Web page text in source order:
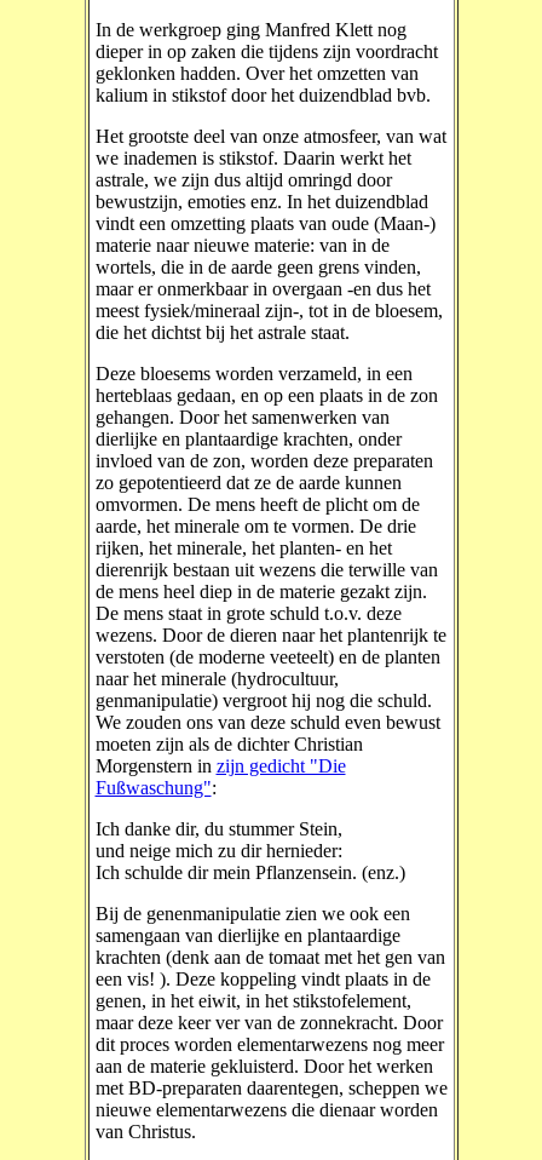
In de werkgroep ging Manfred Klett nog
dieper in op zaken die tijdens zijn voordracht
geklonken hadden. Over het omzetten van
kalium in stikstof door het duizendblad bvb.
Het grootste deel van onze atmosfeer, van wat
we inademen is stikstof. Daarin werkt het
astrale, we zijn dus altijd omringd door
bewustzijn, emoties enz. In het duizendblad
vindt een omzetting plaats van oude (Maan-)
materie naar nieuwe materie: van in de
wortels, die in de aarde geen grens vinden,
maar er onmerkbaar in overgaan -en dus het
meest fysiek/mineraal zijn-, tot in de bloesem,
die het dichtst bij het astrale staat.
Deze bloesems worden verzameld, in een
herteblaas gedaan, en op een plaats in de zon
gehangen. Door het samenwerken van
dierlijke en plantaardige krachten, onder
invloed van de zon, worden deze preparaten
zo gepotentieerd dat ze de aarde kunnen
omvormen. De mens heeft de plicht om de
aarde, het minerale om te vormen. De drie
rijken, het minerale, het planten- en het
dierenrijk bestaan uit wezens die terwille van
de mens heel diep in de materie gezakt zijn.
De mens staat in grote schuld t.o.v. deze
wezens. Door de dieren naar het plantenrijk te
verstoten (de moderne veeteelt) en de planten
naar het minerale (hydrocultuur,
genmanipulatie) vergroot hij nog die schuld.
We zouden ons van deze schuld even bewust
moeten zijn als de dichter Christian
Morgenstern in zijn gedicht "Die
Fußwaschung":
Ich danke dir, du stummer Stein,
und neige mich zu dir hernieder:
Ich schulde dir mein Pflanzensein. (enz.)
Bij de genenmanipulatie zien we ook een
samengaan van dierlijke en plantaardige
krachten (denk aan de tomaat met het gen van
een vis! ). Deze koppeling vindt plaats in de
genen, in het eiwit, in het stikstofelement,
maar deze keer ver van de zonnekracht. Door
dit proces worden elementarwezens nog meer
aan de materie gekluisterd. Door het werken
met BD-preparaten daarentegen, scheppen we
nieuwe elementarwezens die dienaar worden
van Christus.